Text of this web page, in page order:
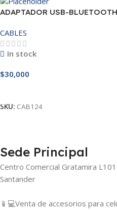
ADAPTADOR USB-
CABLES
In stock
$30,000
SKU: CAB124
Sede Principal
Centro Comercial Gratamira
Santander
📱💻Venta de accesorios para